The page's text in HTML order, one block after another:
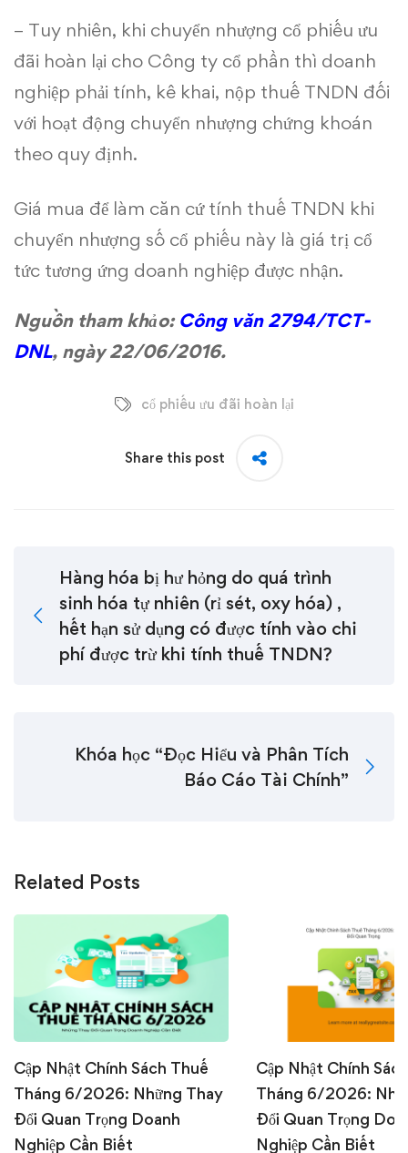
TNDN
– Tuy nhiên, khi chuyển nhượng cổ phiếu ưu
đãi hoàn lại cho Công ty cổ phần thì doanh
nghiệp phải tính, kê khai, nộp thuế TNDN đối
với hoạt động chuyển nhượng chứng khoán
theo quy định.
Giá mua để làm căn cứ tính thuế TNDN khi
chuyển nhượng số cổ phiếu này là giá trị cổ
tức tương ứng doanh nghiệp được nhận.
Nguồn tham khảo:Công văn 2794/TCT-
DNL, ngày 22/06/2016.
cổ phiếu ưu đãi hoàn lại
Share this post
Hàng hóa bị hư hỏng do quá trình
sinh hóa tự nhiên (rỉ sét, oxy hóa) ,
hết hạn sử dụng có được tính vào chi
phí được trừ khi tính thuế TNDN?
Khóa học “Đọc Hiểu và Phân Tích
Báo Cáo Tài Chính”
Related Posts
Cập Nhật Chính Sách Thuế
Tháng 6/2026: Những Thay
Đổi Quan Trọng Doanh
Nghiệp Cần Biết
Cập Nhật Chính
Tháng 6/2026:
Đổi Quan Trọng
Nghiệp Cần Biết